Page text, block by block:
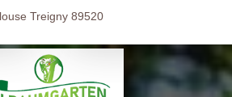
Treigny 89520